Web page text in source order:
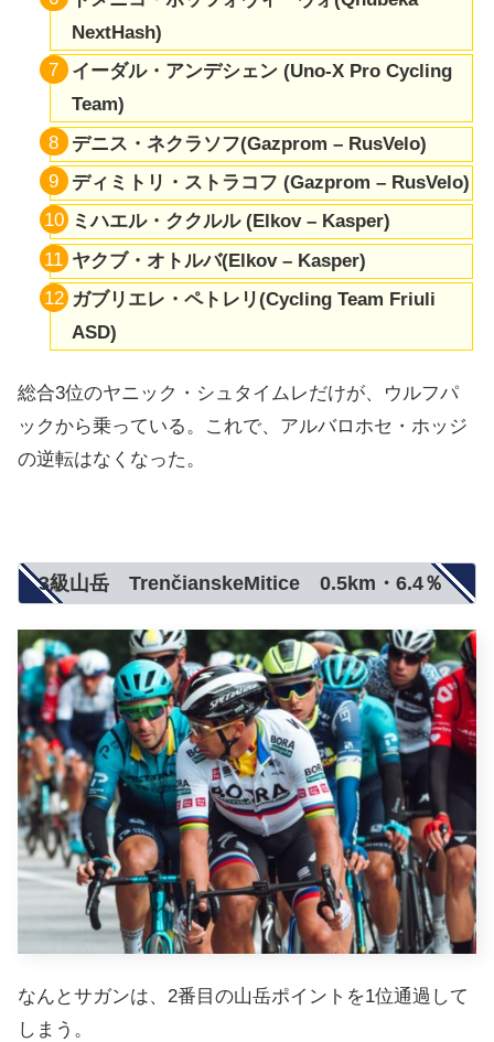
NextHash)
イーダル・アンデシェン (Uno-X Pro Cycling
Team)
デニス・ネクラソフ(Gazprom – RusVelo)
ディミトリ・ストラコフ (Gazprom – RusVelo)
ミハエル・ククルル (Elkov – Kasper)
ヤクブ・オトルバ(Elkov – Kasper)
ガブリエレ・ペトレリ(Cycling Team Friuli
ASD)
総合3位のヤニック・シュタイムレだけが、ウルフパ
ックから乗っている。これで、アルバロホセ・ホッジ
の逆転はなくなった。
3級山岳 TrenčianskeMitice 0.5km・6.4％
なんとサガンは、2番目の山岳ポイントを1位通過して
しまう。